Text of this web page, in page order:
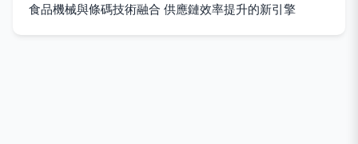
食品機械與條碼技術融合 供應鏈效率提升的新引擎